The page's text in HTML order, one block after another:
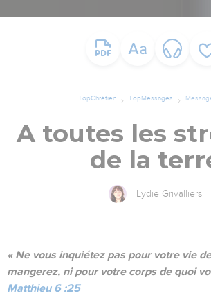
TopChrétien TopMessages
A toutes les
de la
Lydie Grivalliers
« Ne vous inquiétez pas pour votre vie
mangerez, ni pour votre corps de quoi
Matthieu 6 :25